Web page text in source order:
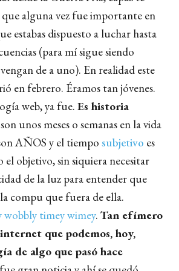
alguna vez fue importante en
estabas dispuesto a luchar hasta
(para mí sigue siendo
de a uno). En realidad este
en febrero. Éramos tan jóvenes.
web, ya fue. Es historia
unos meses o semanas en la vida
AÑOS y el tiempo subjetivo es
objetivo, sin siquiera necesitar
de la luz para entender que
compu que fuera de ella.
wobbly timey wimey. Tan efímero
que podemos, hoy,
de algo que pasó hace